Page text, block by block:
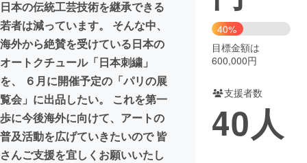
CAMPFIRE for Social Good
CAMPFIRE Creation
CAMPFIREふるさと納税machi-ya コミュニティ
日本の伝統工芸技術を継承できる
若者は減っています。 そんな中、
海外から絶賛を受けている日本の
オートクチュール「日本刺繍」
を、 ６月に開催予定の「パリの展
覧会」に出品したい。 これを第一
歩に今後海外に向けて、アートの
普及活動を広げていきたいので 皆
さんご支援を宜しくお願いいたし
40%
目標金額は
600,000円
支援者数
40人